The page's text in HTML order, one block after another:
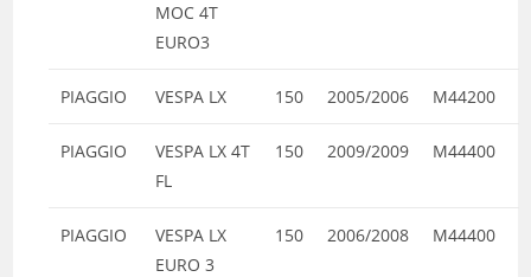
MOC 4T
EURO3
PIAGGIO VESPA LX 150 2005/2006 M44200
PIAGGIO
VESPA LX 4T
FL
150 2009/2009 M44400
PIAGGIO
VESPA LX
EURO 3
150 2006/2008 M44400